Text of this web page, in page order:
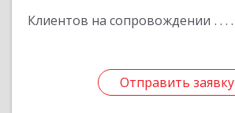
Клиентов на сопровождении
Отправить заявку
Отправить заявку